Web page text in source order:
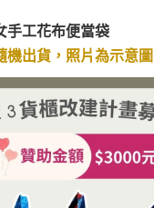
手工花布便當袋
機出貨，照片為示意圖